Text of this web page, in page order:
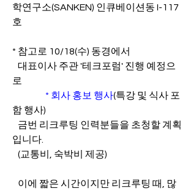
학연구소(SANKEN) 인큐베이션동 I-117
호
* 참고로 10/18(수) 동경에서
대표이사 주관 '테크포럼' 진행 예정으
로
* 회사 홍보 행사(특강 및 식사 포
함 행사)
금번 리크루팅 인력분들을 초청할 계획
입니다
(교통비
, 숙박비 제공)
이에 짧은 시간이지만 리크루팅 때
, 많